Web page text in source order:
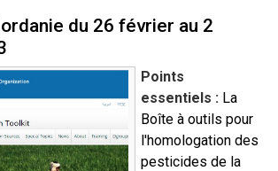
du 26 février au 2
Points
essentiels : La
Boîte à outils pour
l'homologation des
pesticides de la